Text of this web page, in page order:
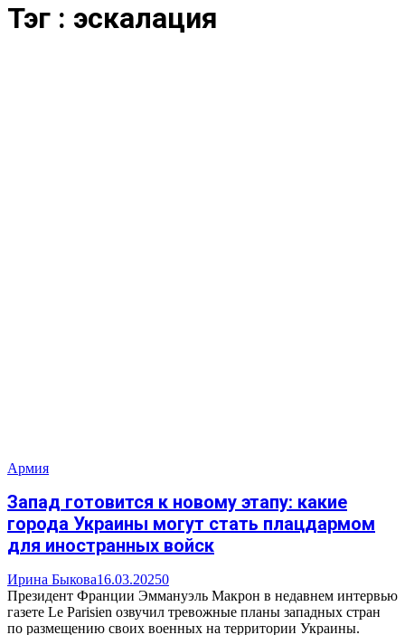
Тэг : эскалация
Армия
Запад готовится к новому этапу: какие
города Украины могут стать плацдармом
для иностранных войск
Ирина Быкова16.03.20250
Президент Франции Эммануэль Макрон в недавнем интервью
газете Le Parisien озвучил тревожные планы западных стран
по размещению своих военных на территории Украины.